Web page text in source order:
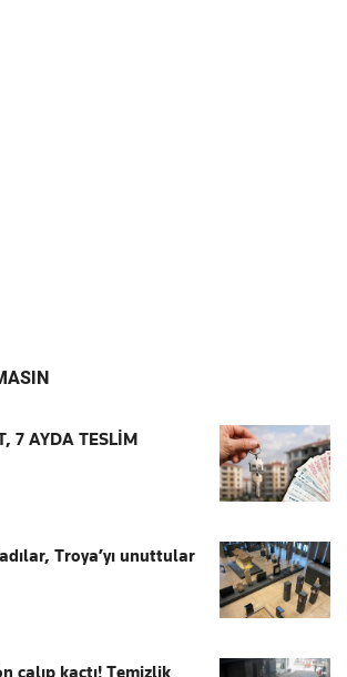
7 AYDA TESLİM
Troya’yı unuttular
çalıp kaçtı! Temizlik